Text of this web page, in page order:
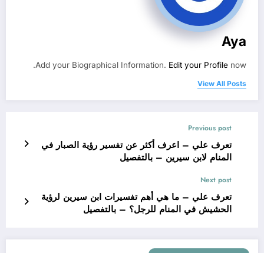
Aya
Add your Biographical Information. Edit your Profile now.
View All Posts
Previous post
تعرف علي – اعرف أكثر عن تفسير رؤية الصبار في
المنام لابن سيرين – بالتفصيل
Next post
تعرف علي – ما هي أهم تفسيرات ابن سيرين لرؤية
الحشيش في المنام للرجل؟ – بالتفصيل